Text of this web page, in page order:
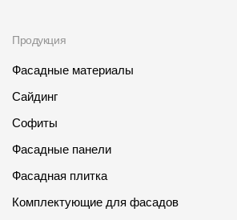
Продукция
Фасадные материалы
Сайдинг
Софиты
Фасадные панели
Фасадная плитка
Комплектующие для фасадов